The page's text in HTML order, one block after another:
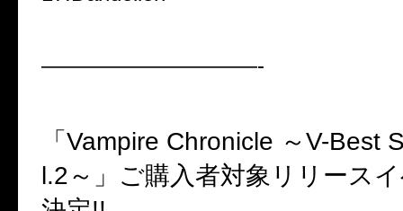
——————————-
「Vampire Chronicle ～V-Best
l.2～」ご購入者対象リリース